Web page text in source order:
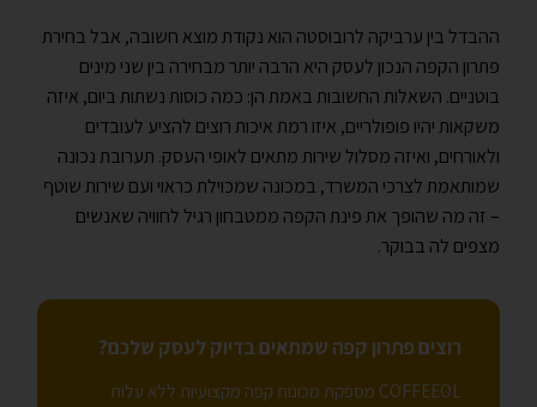
ההבדל בין ערביקה לרובוסטה הוא נקודת מוצא חשובה, אבל בחירת
פתרון הקפה הנכון לעסק היא הרבה יותר מבחירה בין שני מינים
בוטניים. השאלות החשובות באמת הן: כמה כוסות נשתות ביום, איזה
משקאות יהיו פופולריים, איזו רמת איכות רוצים להציע לעובדים
ולאורחים, ואיזה מסלול שירות מתאים לאופי העסק. תערובת נכונה
שמותאמת לצרכי המשרד, במכונה שמכוילת כראוי ועם שירות שוטף
– זה מה שהופך את פינת הקפה ממטבחון רגיל לחוויה שאנשים
מצפים לה בבוקר.
רוצים פתרון קפה שמתאים בדיוק לעסק שלכם?
COFFEEOL מספקת מכונות קפה מקצועיות ללא עלות